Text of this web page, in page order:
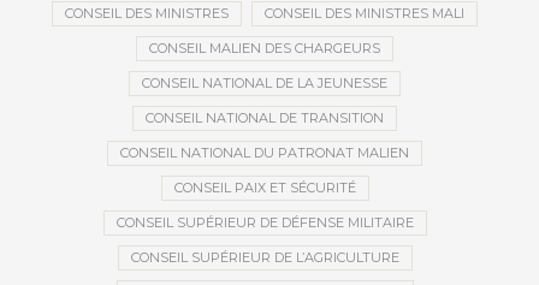
CONSEIL DES MINISTRES CONSEIL DES MINISTRES MALI
CONSEIL MALIEN DES CHARGEURS
CONSEIL NATIONAL DE LA JEUNESSE
CONSEIL NATIONAL DE TRANSITION
CONSEIL NATIONAL DU PATRONAT MALIEN
CONSEIL PAIX ET SÉCURITÉ
CONSEIL SUPÉRIEUR DE DÉFENSE MILITAIRE
CONSEIL SUPÉRIEUR DE L’AGRICULTURE